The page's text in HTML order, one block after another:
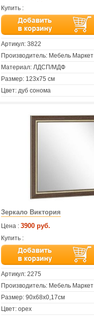
Купить :
Артикул: 3822
Производитель: Мебель Маркет
Материал: ЛДСП/МДФ
Размер: 123х75 см
Цвет: дуб сонома
Зеркало Виктория
Цена : 3900 руб.
Купить :
Артикул: 2275
Производитель: Мебель Маркет
Размер: 90х68х0,17см
Цвет: орех